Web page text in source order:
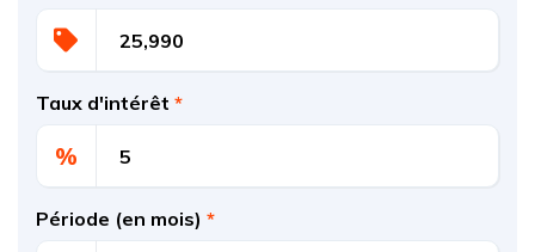
Taux d'intérêt *
%
Période (en mois) *